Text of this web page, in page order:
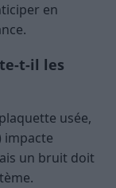
en
t-il les
usée,
impacte
un bruit doit